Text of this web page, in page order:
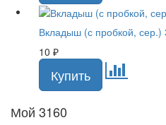
Вкладыш (с пробкой,
10 ₽
Мой 3160